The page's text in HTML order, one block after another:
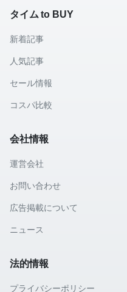
タイム to BUY
新着記事
人気記事
セール情報
コスパ比較
会社情報
運営会社
お問い合わせ
広告掲載について
ニュース
法的情報
プライバシーポリシー